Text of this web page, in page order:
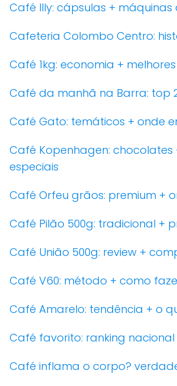
Café Illy: cápsulas +
Cafeteria Colombo Centro:
Café 1kg: economia +
Café da manhã na Barra: top
Café Gato: temáticos + onde
Café Kopenhagen: chocolates
especiais
Café Orfeu grãos: premium +
Café Pilão 500g: tradicional +
Café União 500g: review +
Café V60: método + como
Café Amarelo: tendência + o
Café favorito: ranking nacional
Café inflama o corpo?